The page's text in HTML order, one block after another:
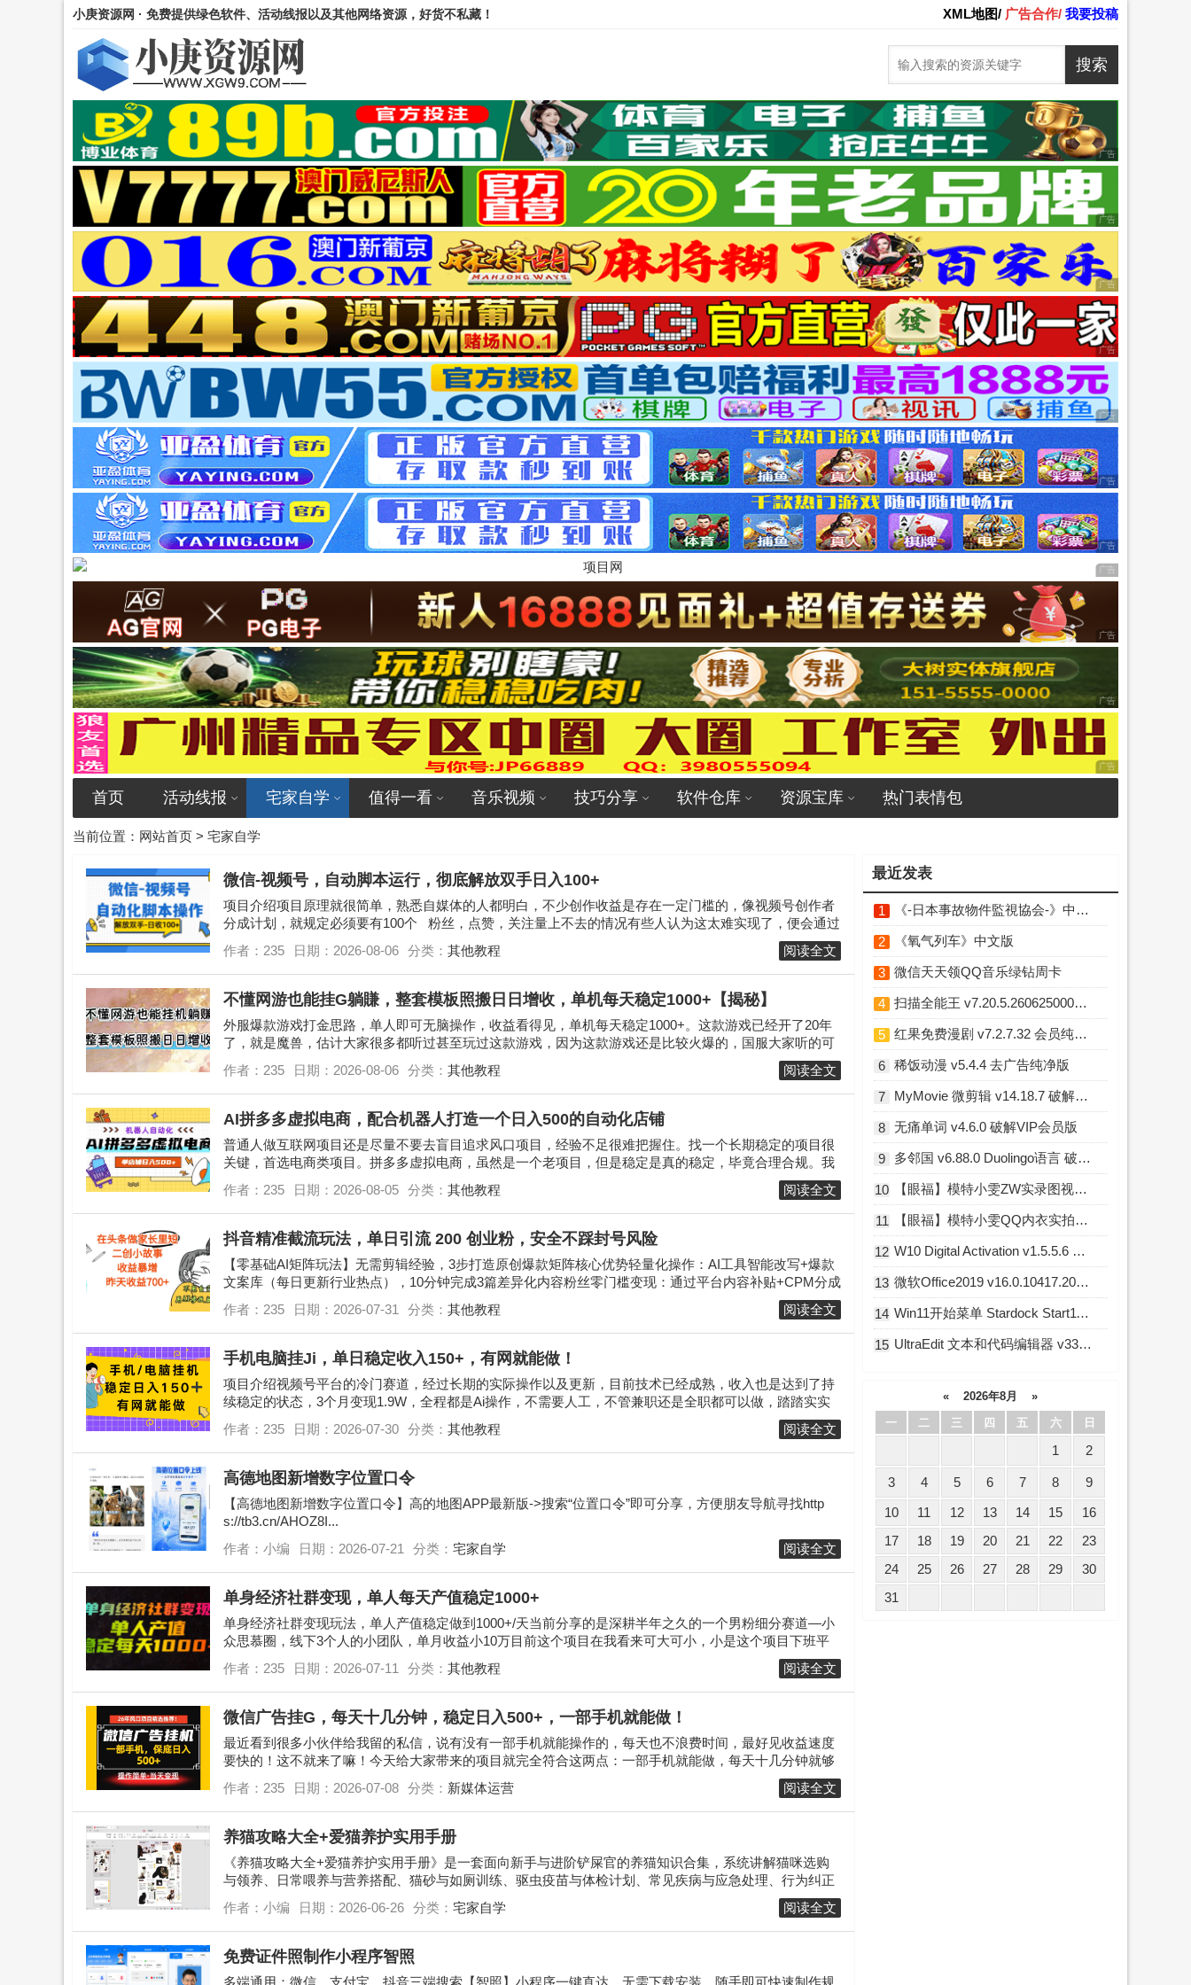
小庚资源网 · 免费提供绿色软件、活动线报以及其他网络资源，好货不私藏！ XML地图/ 广告合作/ 我要投稿
首页 活动线报 宅家自学 值得一看 音乐视频 技巧分享 软件仓库 资源宝库 热门表情包
当前位置： 网站首页 > 宅家自学
微信-视频号，自动脚本运行，彻底解放双手日入100+
项目介绍项目原理就很简单，熟悉自媒体的人都明白，不少创作收益是存在一定门槛的，像视频号创作者
分成计划，就规定必须要有100个 粉丝，点赞，关注量上不去的情况有些人认为这太难实现了，便会通过
一些途径...
阅读全文
作者：235 日期：2026-08-06 分类： 其他教程
不懂网游也能挂G躺賺，整套模板照搬日日增收，单机每天稳定1000+【揭秘】
外服爆款游戏打金思路，单人即可无脑操作，收益看得见，单机每天稳定1000+。这款游戏已经开了20年
了，就是魔兽，估计大家很多都听过甚至玩过这款游戏，因为这款游戏还是比较火爆的，国服大家听的可
能比较多，还有欧服美服之类的，目前我搞得就是欧服最...
阅读全文
作者：235 日期：2026-08-06 分类： 其他教程
AI拼多多虚拟电商，配合机器人打造一个日入500的自动化店铺
普通人做互联网项目还是尽量不要去盲目追求风口项目，经验不足很难把握住。找一个长期稳定的项目很
关键，首选电商类项目。拼多多虚拟电商，虽然是一个老项目，但是稳定是真的稳定，毕竟合理合规。我
们售卖资料，用户得到资料，平台获取技术服务费，运行逻辑可...
阅读全文
作者：235 日期：2026-08-05 分类： 其他教程
抖音精准截流玩法，单日引流 200 创业粉，安全不踩封号风险
【零基础AI矩阵玩法】无需剪辑经验，3步打造原创爆款矩阵核心优势轻量化操作：AI工具智能改写+爆款
文案库（每日更新行业热点），10分钟完成3篇差异化内容粉丝零门槛变现：通过平台内容补贴+CPM分成
+私域引流组合收益模式，实测单账号日均收益1...
阅读全文
作者：235 日期：2026-07-31 分类： 其他教程
手机电脑挂Ji，单日稳定收入150+，有网就能做！
项目介绍视频号平台的冷门赛道，经过长期的实际操作以及更新，目前技术已经成熟，收入也是达到了持
续稳定的状态，3个月变现1.9W，全程都是Ai操作，不需要人工，不管兼职还是全职都可以做，踏踏实实
学习，2天就能全部掌握，主要做的是Ai挂播的任务，...
阅读全文
作者：235 日期：2026-07-30 分类： 其他教程
高德地图新增数字位置口令
【高德地图新增数字位置口令】高的地图APP最新版->搜索“位置口令”即可分享，方便朋友导航寻找http
s://tb3.cn/AHOZ8I...
阅读全文
作者：小编 日期：2026-07-21 分类： 宅家自学
单身经济社群变现，单人每天产值稳定1000+
单身经济社群变现玩法，单人产值稳定做到1000+/天当前分享的是深耕半年之久的一个男粉细分赛道—小
众思慕圈，线下3个人的小团队，单月收益小10万目前这个项目在我看来可大可小，小是这个项目下班平
时做做兼职，一两个设备搭配几个账号，一天赚个小几...
阅读全文
作者：235 日期：2026-07-11 分类： 其他教程
微信广告挂G，每天十几分钟，稳定日入500+，一部手机就能做！
最近看到很多小伙伴给我留的私信，说有没有一部手机就能操作的，每天也不浪费时间，最好见收益速度
要快的！这不就来了嘛！今天给大家带来的项目就完全符合这两点：一部手机就能做，每天十几分钟就够
了，至于收益嘛，稳定后日入500+一点问题没有，正常做如...
阅读全文
作者：235 日期：2026-07-08 分类： 新媒体运营
养猫攻略大全+爱猫养护实用手册
《养猫攻略大全+爱猫养护实用手册》是一套面向新手与进阶铲屎官的养猫知识合集，系统讲解猫咪选购
与领养、日常喂养与营养搭配、猫砂与如厕训练、驱虫疫苗与体检计划、常见疾病与应急处理、行为纠正
与陪玩互动、换粮换环境适应、掉毛口臭泌尿等高频问题解决方...
阅读全文
作者：小编 日期：2026-06-26 分类： 宅家自学
免费证件照制作小程序智照
多端通用：微信、支付宝、抖音三端搜索【智照】小程序一键直达，无需下载安装，随手即可快速制作规
最近发表
1 《-日本事故物件監視協会-》中文版
2 《氧气列车》中文版
3 微信天天领QQ音乐绿钻周卡
4 扫描全能王 v7.20.5.2606250000 破解高级版
5 红果免费漫剧 v7.2.7.32 会员纯净精简版
6 稀饭动漫 v5.4.4 去广告纯净版
7 MyMovie 微剪辑 v14.18.7 破解Pro专业版
8 无痛单词 v4.6.0 破解VIP会员版
9 多邻国 v6.88.0 Duolingo语言 破解高级版
10 【眼福】模特小雯ZW实录图视频小庚网专属福利 前10送实物福利你懂的
11 【眼福】模特小雯QQ内衣实拍L露图舞蹈小庚网专属福利
12 W10 Digital Activation v1.5.5.6 Win10永久激活工具
13 微软Office2019 v16.0.10417.20176 直装破解版
14 Win11开始菜单 Stardock Start11 v2.7.3 破解版
15 UltraEdit 文本和代码编辑器 v33.0.0.23 中文破解版
« 2026年8月 »
一 二 三 四 五 六 日
1 2
3 4 5 6 7 8
9
10
11 12 13 14 15
16
17
18 19 20 21 22
23
24
25 26 27 28 29
30
31